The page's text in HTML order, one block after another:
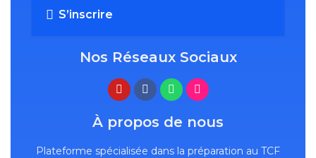
S’inscrire
Nos Réseaux Sociaux
À propos de nous
Plateforme spécialisée dans la préparation au TCF